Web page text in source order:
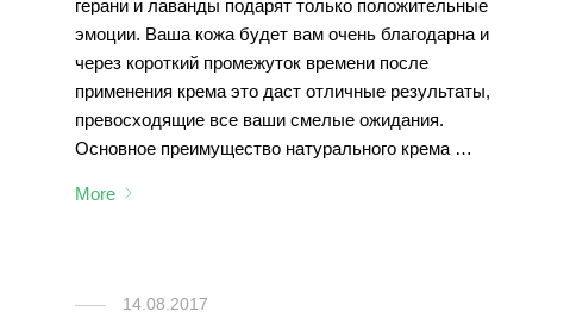
герани и лаванды подарят только положительные
эмоции. Ваша кожа будет вам очень благодарна и
через короткий промежуток времени после
применения крема это даст отличные результаты,
превосходящие все ваши смелые ожидания.
Основное преимущество натурального крема …
More
14.08.2017